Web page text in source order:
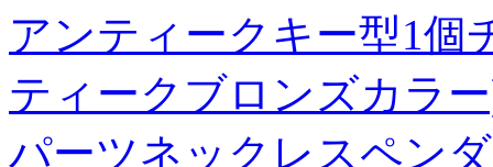
アンティークキー型1個
ティークブロンズカラ
パーツネックレスペン